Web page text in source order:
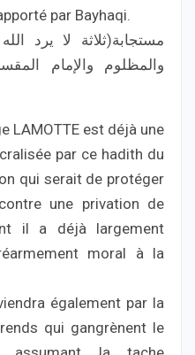
par Bayhaqi.
مستجابة(ثلاثة لا يرد
والمظلوم والإمام
LAMOTTE est déjà une
par ce hadith du
qui serait de protéger
une privation de
il a déjà largement
moral à la
également par la
qui gangrènent le